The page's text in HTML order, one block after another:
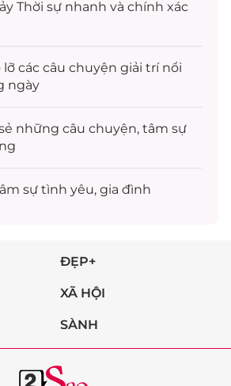
Thời sự nhanh và chính xác
các câu chuyện giải trínổi
ngày
những câu chuyện, tâm sự
sự tình yêu, gia đình
ĐẸP+
XÃ HỘI
SÀNH